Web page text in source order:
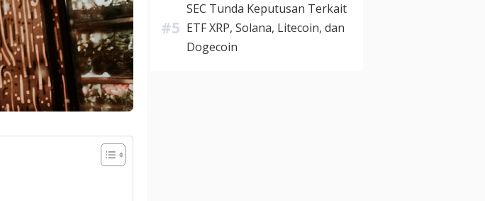
SEC Tunda Keputusan Terkait
ETF XRP, Solana, Litecoin, dan
Dogecoin